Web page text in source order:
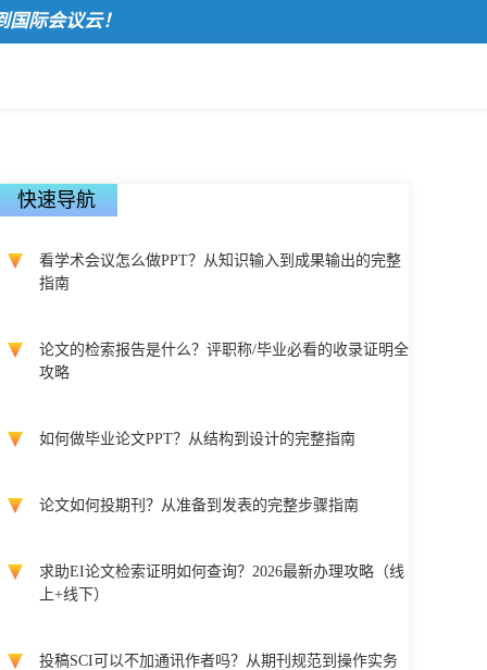
会议云！
快速导航
看学术会议怎么做PPT？从知识输入到成果输出的完整
指南
论文的检索报告是什么？评职称/毕业必看的收录证明全
攻略
如何做毕业论文PPT？从结构到设计的完整指南
论文如何投期刊？从准备到发表的完整步骤指南
求助EI论文检索证明如何查询？2026最新办理攻略（线
上+线下）
投稿SCI可以不加通讯作者吗？从期刊规范到操作实务